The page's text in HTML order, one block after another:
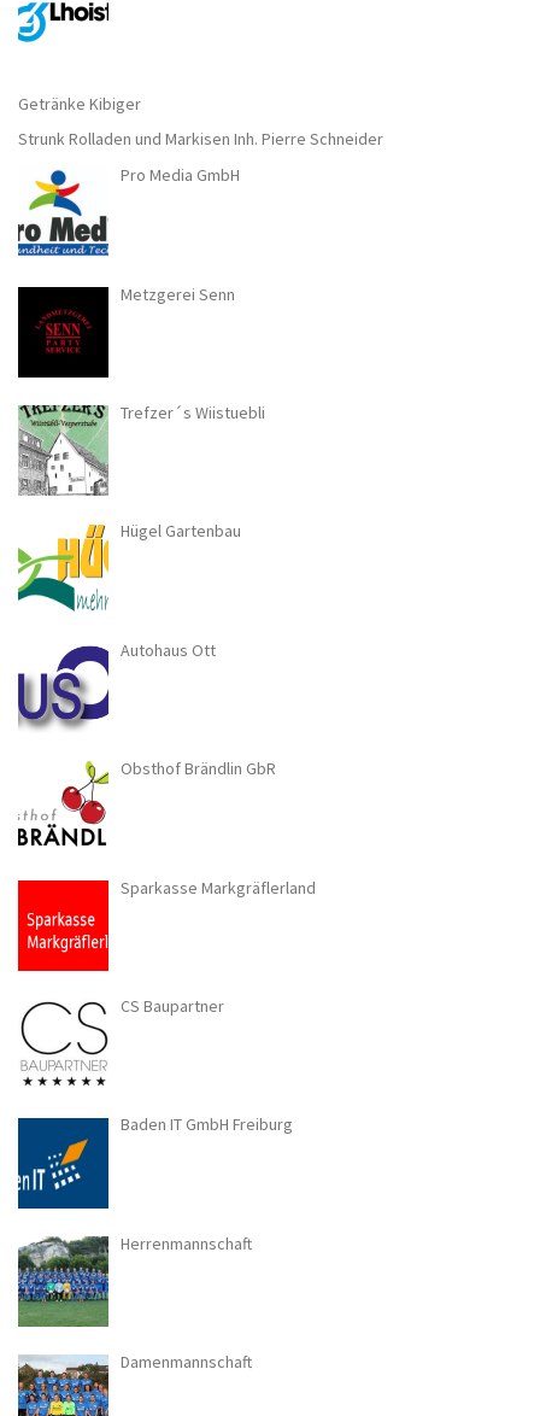
Getränke Kibiger
Strunk Rolladen und Markisen Inh. Pierre Schneider
Pro Media GmbH
Metzgerei Senn
Trefzer´s Wiistuebli
Hügel Gartenbau
Autohaus Ott
Obsthof Brändlin GbR
Sparkasse Markgräflerland
CS Baupartner
Baden IT GmbH Freiburg
Herrenmannschaft
Damenmannschaft